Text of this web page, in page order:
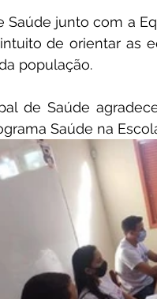
Saúde junto com a
de orientar as
população.
de Saúde
Saúde na